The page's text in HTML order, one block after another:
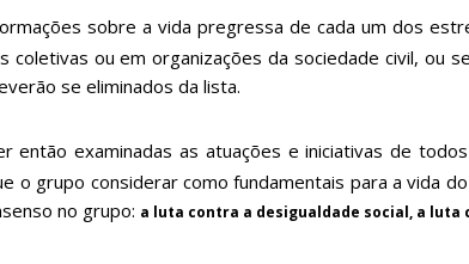
sobre a vida pregressa de cada um dos
coletivas ou em organizações da sociedade civil, ou
se eliminados da lista.
então examinadas as atuações e iniciativas de
o grupo considerar como fundamentais para a vida
no grupo: a luta contra a desigualdade social, a luta